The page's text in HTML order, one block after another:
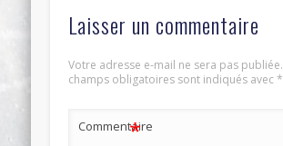
Laisser un commentaire
Votre adresse e-mail ne sera pas publiée.
champs obligatoires sont indiqués avec*
Commentaire
*